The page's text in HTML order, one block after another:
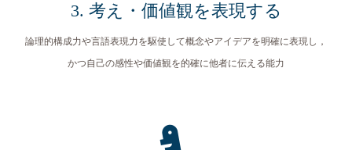
3. 考え・価値観を表現する
論理的構成力や言語表現力を駆使して概念やアイデアを明確に表現し，
かつ自己の感性や価値観を的確に他者に伝える能力